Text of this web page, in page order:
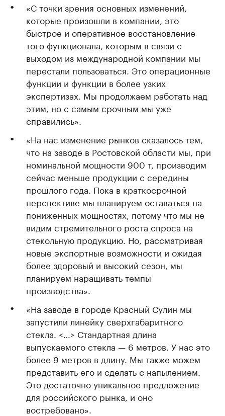
«С точки зрения основных изменений,
которые произошли в компании, это
быстрое и оперативное восстановление
того функционала, которым в связи с
выходом из международной компании мы
перестали пользоваться. Это операционные
функции и функции в более узких
экспертизах. Мы продолжаем работать над
этим, но с самым срочным мы уже
справились».
«На нас изменение рынков сказалось тем,
что на заводе в Ростовской области мы, при
номинальной мощности 900 т, производим
сейчас меньше продукции с середины
прошлого года. Пока в краткосрочной
перспективе мы планируем оставаться на
пониженных мощностях, потому что мы не
видим стремительного роста спроса на
стекольную продукцию. Но, рассматривая
новые экспортные возможности и ожидая
более здоровый и высокий сезон, мы
планируем наращивать темпы
производства».
«На заводе в городе Красный Сулин мы
запустили линейку сверхгабаритного
стекла. <…> Стандартная длина
выпускаемого стекла — 6 метров. У нас это
более 9 метров в длину. Мы также можем
представить его и сделать с напылением.
Это достаточно уникальное предложение
для российского рынка, и оно
востребовано».